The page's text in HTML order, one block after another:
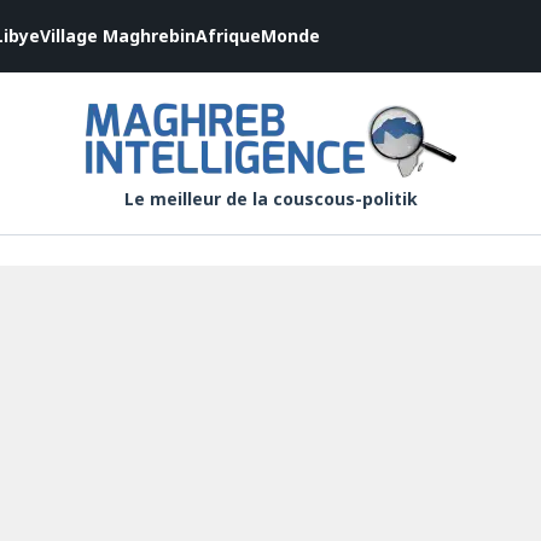
Village MaghrebinAfriqueMonde
Le meilleur de la couscous-politik